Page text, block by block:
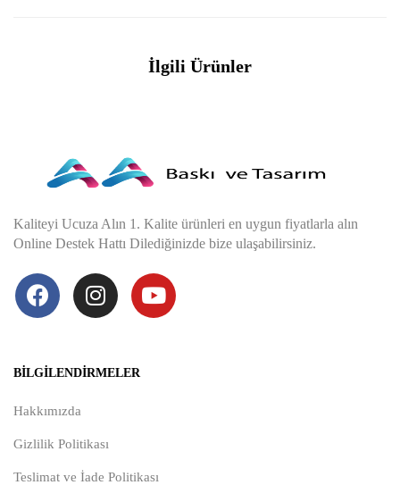
İlgili Ürünler
Kaliteyi Ucuza Alın 1. Kalite ürünleri en uygun fiyatlarla alın
Online Destek Hattı Dilediğinizde bize ulaşabilirsiniz.
BILGILENDIRMELER
Hakkımızda
Gizlilik Politikası
Teslimat ve İade Politikası